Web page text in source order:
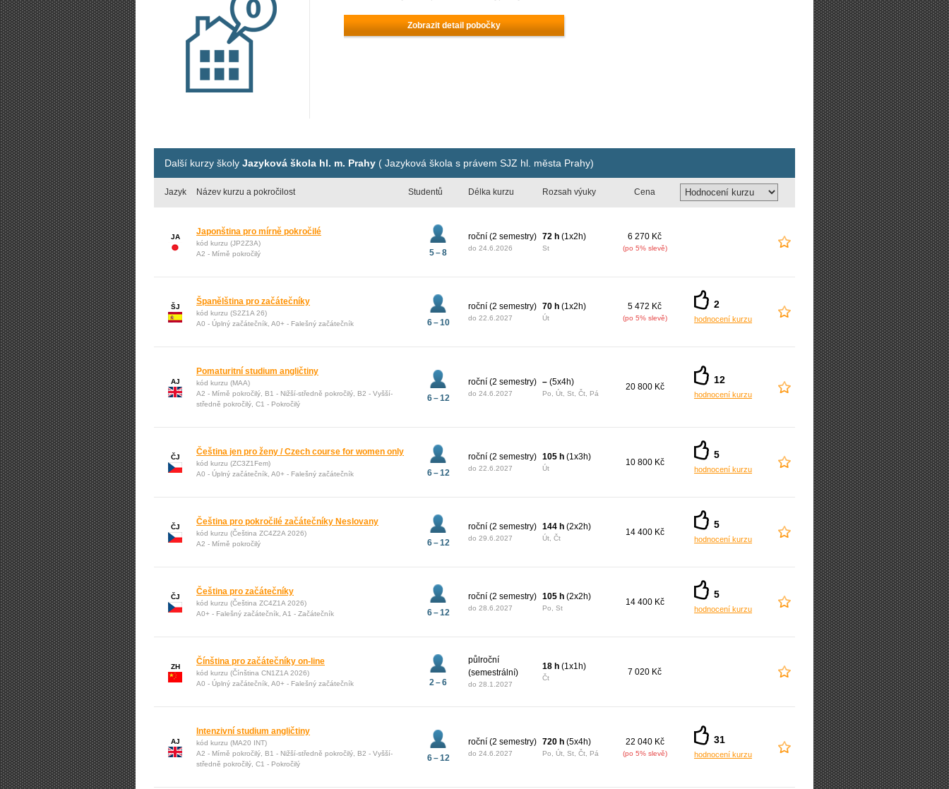
Zobrazit detail pobočky
Další kurzy školy Jazyková škola hl. m. Prahy ( Jazyková škola s právem SJZ hl. města Prahy)
Jazyk Název kurzu a pokročilost Studentů Délka kurzu Rozsah výuky Cena
JA
Japonština pro mírně pokročilé
kód kurzu (JP2Z3A)
A2 - Mírně pokročilý
5 – 8
roční (2 semestry)
do 24.6.2026
72 h (1x2h)
St
6 270 Kč
(po 5% slevě)
ŠJ
Španělština pro začátečníky
kód kurzu (S2Z1A 26)
A0 - Úplný začátečník, A0+ - Falešný začátečník
6 – 10
roční (2 semestry)
do 22.6.2027
70 h (1x2h)
Út
5 472 Kč
(po 5% slevě)
2
hodnocení kurzu
AJ
Pomaturitní studium angličtiny
kód kurzu (MAA)
A2 - Mírně pokročilý, B1 - Nižší-středně pokročilý, B2 - Vyšší-
středně pokročilý, C1 - Pokročilý
6 – 12
roční (2 semestry)
do 24.6.2027
– (5x4h)
Po, Út, St, Čt, Pá
20 800 Kč
12
hodnocení kurzu
ČJ
Čeština jen pro ženy / Czech course for women only
kód kurzu (ZC3Z1Fem)
A0 - Úplný začátečník, A0+ - Falešný začátečník
6 – 12
roční (2 semestry)
do 22.6.2027
105 h (1x3h)
Út
10 800 Kč
5
hodnocení kurzu
ČJ
Čeština pro pokročilé začátečníky Neslovany
kód kurzu (Čeština ZC4Z2A 2026)
A2 - Mírně pokročilý
6 – 12
roční (2 semestry)
do 29.6.2027
144 h (2x2h)
Út, Čt
14 400 Kč
5
hodnocení kurzu
ČJ
Čeština pro začátečníky
kód kurzu (Čeština ZC4Z1A 2026)
A0+ - Falešný začátečník, A1 - Začátečník
6 – 12
roční (2 semestry)
do 28.6.2027
105 h (2x2h)
Po, St
14 400 Kč
5
hodnocení kurzu
ZH
Čínština pro začátečníky on-line
kód kurzu (Čínština CN1Z1A 2026)
A0 - Úplný začátečník, A0+ - Falešný začátečník
2 – 6
půlroční
(semestrální)
do 28.1.2027
18 h (1x1h)
Čt
7 020 Kč
AJ
Intenzivní studium angličtiny
kód kurzu (MA20 INT)
A2 - Mírně pokročilý, B1 - Nižší-středně pokročilý, B2 - Vyšší-
středně pokročilý, C1 - Pokročilý
6 – 12
roční (2 semestry)
do 24.6.2027
720 h (5x4h)
Po, Út, St, Čt, Pá
22 040 Kč
(po 5% slevě)
31
hodnocení kurzu